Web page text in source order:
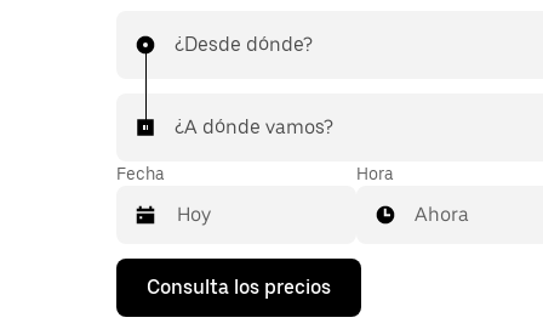
¿Desde dónde?
¿A dónde vamos?
Fecha
Pulsa
flecha
Hora
Ahora
Consulta los precios